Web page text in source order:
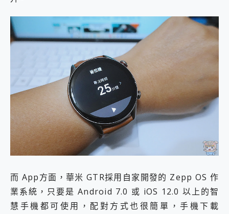
而 App方面，華米 GTR採用自家開發的 Zepp OS 作
業系統，只要是 Android 7.0 或 iOS 12.0 以上的智
慧手機都可使用，配對方式也很簡單，手機下載